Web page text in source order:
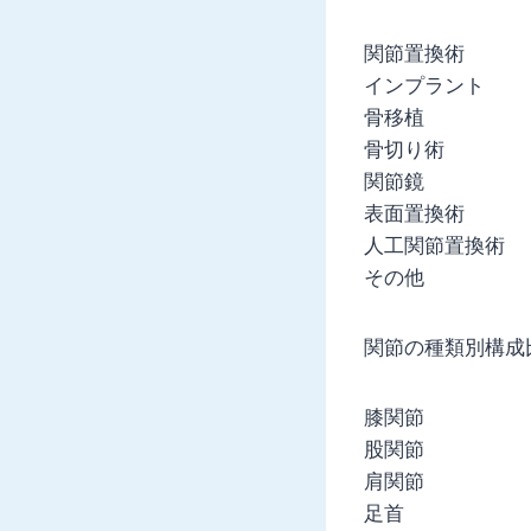
関節置換術
インプラント
骨移植
骨切り術
関節鏡
表面置換術
人工関節置換術
その他
関節の種類別構成
膝関節
股関節
肩関節
足首